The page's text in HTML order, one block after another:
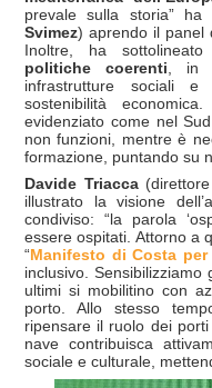
prevale sulla storia” ha
Svimez) aprendo il panel
Inoltre, ha
politiche coerenti , in
infrastrutture sociali
sostenibilità
evidenziato come nel
non funzioni, mentre è
formazione, puntando su
Davide Triacca(direttore
illustrato la visione
condiviso: “la parola
essere ospitati. Attorno a
“Manifesto di Costa
inclusivo.
ultimi si mobilitino con
porto. Allo stesso
ripensare il ruolo dei
nave contribuisca
sociale e culturale,